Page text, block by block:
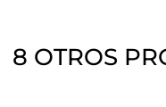
8 OTROS